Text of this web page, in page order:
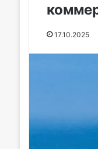
17.10.2025